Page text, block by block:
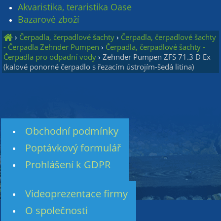
Akvaristika, teraristika Oase
Bazarové zboží
› Čerpadla, čerpadlové šachty › Čerpadla, čerpadlové šachty
- Čerpadla Zehnder Pumpen › Čerpadla, čerpadlové šachty -
Čerpadla pro odpadní vody ›Zehnder Pumpen ZFS 71.3 D Ex
(kalové ponorné čerpadlo s řezacím ústrojím-šedá litina)
Obchodní podmínky
Poptávkový formulář
Prohlášení k GDPR
Videoprezentace firmy
O společnosti